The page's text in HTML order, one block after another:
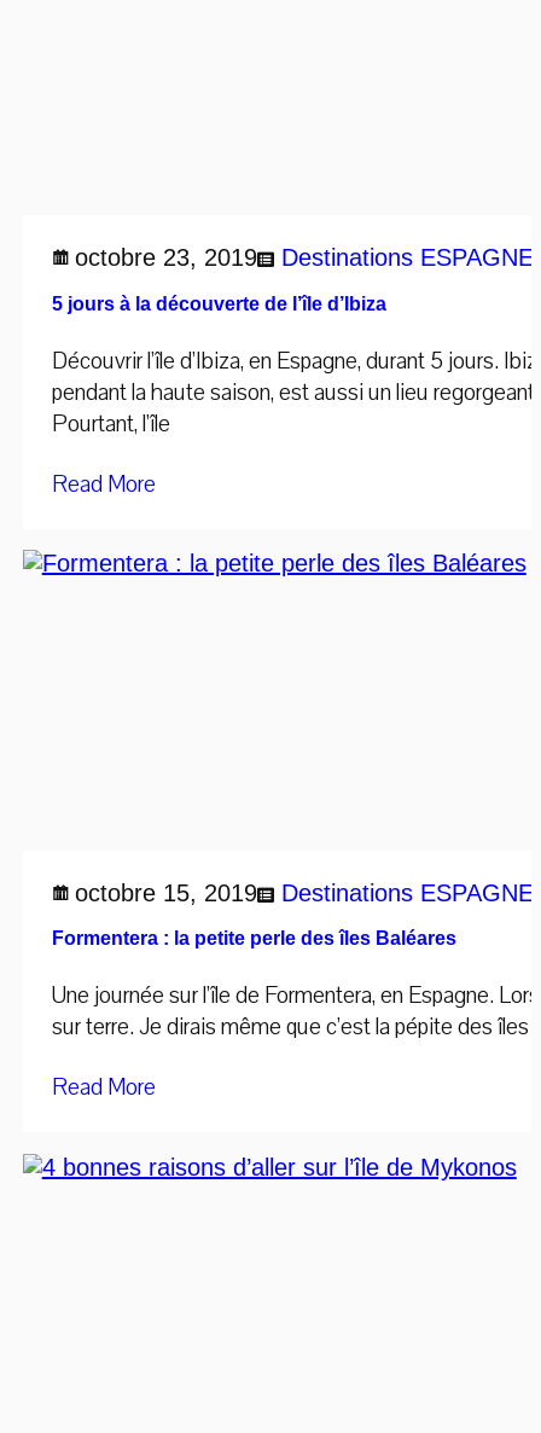
octobre 23, 2019 Destinations ESPAGNE
5 jours à la découverte de l’île d’Ibiza
Découvrir l’île d’Ibiza, en Espagne, durant 5 jours.
pendant la haute saison, est aussi un lieu
Pourtant, l’île
Read More
octobre 15, 2019 Destinations ESPAGNE
Formentera : la petite perle des îles Baléares
Une journée sur l’île de Formentera, en Espagne.
sur terre. Je dirais même que c’est la pépite des
Read More